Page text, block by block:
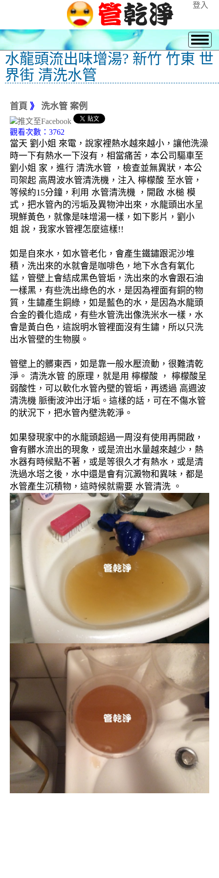
登入
水龍頭流出味增湯? 新竹 竹東 世
界街 清洗水管
首頁 》 洗水管 案例
觀看次數：3762
當天 劉小姐 來電，說家裡熱水越來越小，讓他洗澡
時一下有熱水一下沒有，相當痛苦，本公司驅車至
劉小姐 家，進行 清洗水管 ，檢查並無異狀，本公
司架起 高周波水管清洗機，注入 檸檬酸 至水管，
等候約15分鐘，利用 水管清洗機 ，開啟 水槌 模
式，把水管內的污垢及異物沖出來，水龍頭出水呈
現鮮黃色，就像是味增湯一樣，如下影片，劉小
姐 說，我家水管裡怎麼這樣!!
如是自來水，如水管老化，會產生鐵鏽跟泥沙堆
積，洗出來的水就會是咖啡色，地下水含有氧化
錳，管壁上會結成黑色管垢，洗出來的水會跟石油
一樣黑，有些洗出綠色的水，是因為裡面有銅的物
質，生鏽產生銅綠，如是藍色的水，是因為水龍頭
合金的養化造成，有些水管洗出像洗米水一樣，水
會是黃白色，這說明水管裡面沒有生鏽，所以只洗
出水管壁的生物膜。
管壁上的髒東西，如是靠一般水壓流動，很難清乾
淨。 清洗水管 的原理，就是用 檸檬酸 ， 檸檬酸呈
弱酸性，可以軟化水管內壁的管垢，再透過 高週波
清洗機 脈衝波沖出汙垢。這樣的話，可在不傷水管
的狀況下，把水管內壁洗乾淨。
如果發現家中的水龍頭超過一周沒有使用再開啟，
會有髒水流出的現象，或是流出水量越來越少，熱
水器有時候點不著，或是等很久才有熱水，或是清
洗過水塔之後，水中還是會有沉澱物和異味，都是
水管產生沉積物，這時候就需要 水管清洗 。